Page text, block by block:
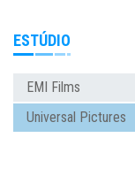
ESTÚDIO
EMI Films
Universal Pictures